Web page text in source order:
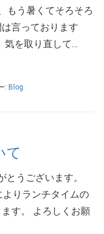
もう暑くてそろそろ
言っております
を取り直して…
: Blog
て
とうございます。
りランチタイムの
す。 よろしくお願